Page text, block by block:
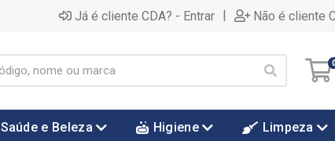
Já é cliente CDA? - Entrar | Não é cliente
0
Saúde e Beleza Higiene Limpeza